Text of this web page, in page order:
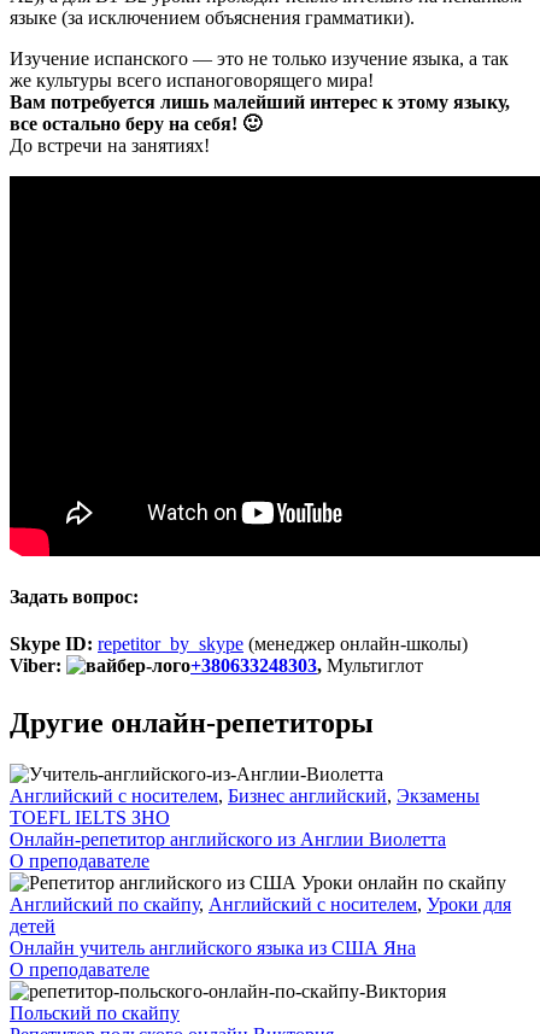
языке (за исключением объяснения грамматики).
Изучение испанского — это не только изучение языка, а так
же культуры всего испаноговорящего мира!
Вам потребуется лишь малейший интерес к этому языку,
все остально беру на себя! 🙂
До встречи на занятиях!
Задать вопрос:
Skype ID: repetitor_by_skype (менеджер онлайн-школы)
Viber:
+380633248303, Мультиглот
Другие онлайн-репетиторы
Английский с носителем, Бизнес английский, Экзамены
TOEFL IELTS ЗНО
Онлайн-репетитор английского из Англии Виолетта
О преподавателе
Английский по скайпу, Английский с носителем, Уроки для
детей
Онлайн учитель английского языка из США Яна
О преподавателе
Польский по скайпу